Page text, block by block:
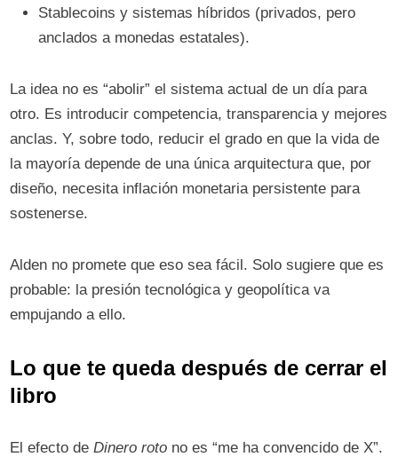
Stablecoins y sistemas híbridos (privados, pero
anclados a monedas estatales).
La idea no es “abolir” el sistema actual de un día para
otro. Es introducir competencia, transparencia y mejores
anclas. Y, sobre todo, reducir el grado en que la vida de
la mayoría depende de una única arquitectura que, por
diseño, necesita inflación monetaria persistente para
sostenerse.
Alden no promete que eso sea fácil. Solo sugiere que es
probable: la presión tecnológica y geopolítica va
empujando a ello.
Lo que te queda después de cerrar el
libro
El efecto deDinero roto no es “me ha convencido de X”.